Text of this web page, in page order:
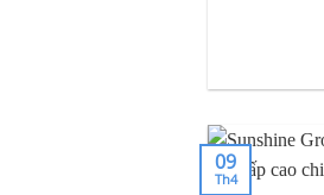
09
Th4